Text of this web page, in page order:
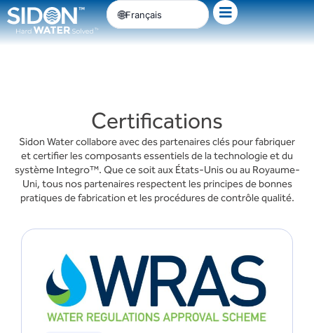
Passer
au
contenu
Français
Certifications
Sidon Water collabore avec des partenaires clés pour fabriquer
et certifier les composants essentiels de la technologie et du
système Integro™. Que ce soit aux États-Unis ou au Royaume-
Uni, tous nos partenaires respectent les principes de bonnes
pratiques de fabrication et les procédures de contrôle qualité.